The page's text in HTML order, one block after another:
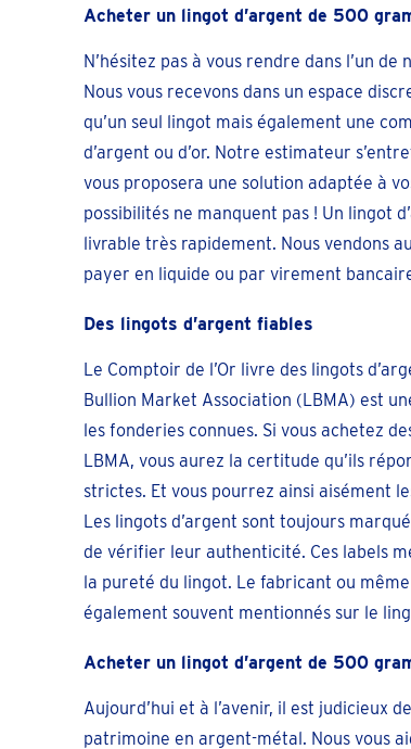
Acheter un lingot d’argent de 500
N’hésitez pas à vous rendre dans l’un de
Nous vous recevons dans un espace
qu’un seul lingot mais également une
d’argent ou d’or. Notre estimateur
vous proposera une solution adaptée à
possibilités ne manquent pas ! Un lingot
livrable très rapidement. Nous vendons
payer en liquide ou par virement
Des lingots d’argent fiables
Le Comptoir de l’Or livre des lingots
Bullion Market Association (LBMA) est
les fonderies connues. Si vous achetez
LBMA, vous aurez la certitude qu’ils
strictes. Et vous pourrez ainsi aisément
Les lingots d’argent sont toujours
de vérifier leur authenticité. Ces labels
la pureté du lingot. Le fabricant ou
également souvent mentionnés sur le
Acheter un lingot d’argent de 500
Aujourd’hui et à l’avenir, il est judicieux
patrimoine en argent-métal. Nous vous